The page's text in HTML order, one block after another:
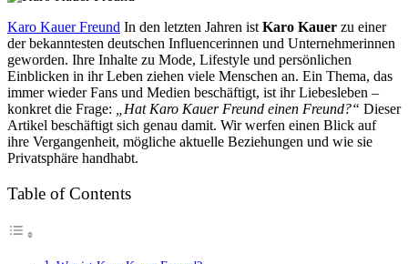
Karo Kauer Freund In den letzten Jahren ist Karo Kauer zu einer
der bekanntesten deutschen Influencerinnen und Unternehmerinnen
geworden. Ihre Inhalte zu Mode, Lifestyle und persönlichen
Einblicken in ihr Leben ziehen viele Menschen an. Ein Thema, das
immer wieder Fans und Medien beschäftigt, ist ihr Liebesleben –
konkret die Frage:
„Hat Karo Kauer Freund einen Freund?“ Dieser
Artikel beschäftigt sich genau damit. Wir werfen einen Blick auf
ihre Vergangenheit, mögliche aktuelle Beziehungen und wie sie
Privatsphäre handhabt.
Table of Contents